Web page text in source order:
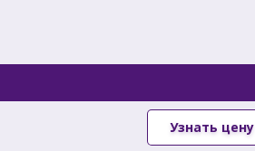
Узнать цену